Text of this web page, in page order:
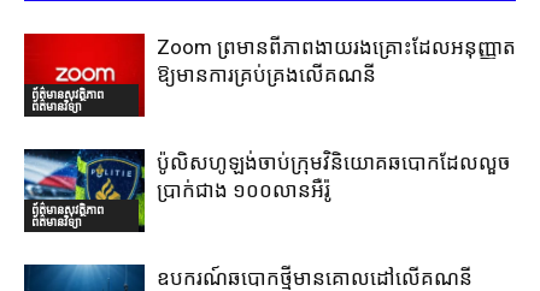
ព័ត៌មានសុវត្ថិភាព
ព័ត៌មានវិទ្យា
Zoom ព្រមានពីភាពងាយរងគ្រោះដែលអនុញ្ញាត
ឱ្យមានការគ្រប់គ្រងលើគណនី
ព័ត៌មានសុវត្ថិភាព
ព័ត៌មានវិទ្យា
ប៉ូលិសហូឡង់ចាប់ក្រុមវិនិយោគឆបោកដែលលួច
ប្រាក់ជាង ១០០លានអឺរ៉ូ
ឧបករណ៍ឆបោកថ្មីមានគោលដៅលើគណនី